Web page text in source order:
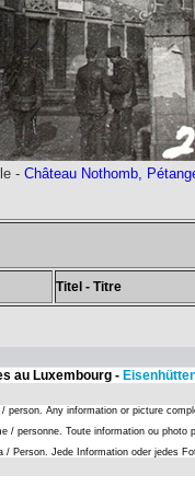
- Château Nothomb,
Titel - Titre
au Luxembourg -
person. Any information or picture
/ personne. Toute information ou
/ Person. Jede Information oder jedes